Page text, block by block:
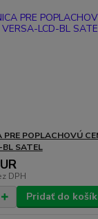
PRE POPLACHOVÚ
SATEL
DPH
Pridať do